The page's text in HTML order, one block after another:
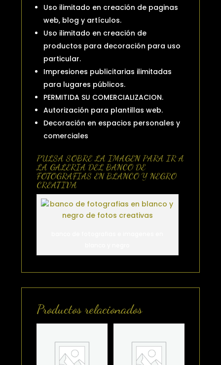
Uso ilimitado en creación de paginas
web, blog y artículos.
Uso ilimitado en creación de
productos para decoración para uso
particular.
Impresiones publicitarias ilimitadas
para lugares públicos.
PERMITIDA SU COMERCIALIZACION.
Autorización para plantillas web.
Decoración en espacios personales y
comerciales
PULSA SOBRE LA IMAGEN PARA IR A
LA GALERIA DEL BANCO DE
FOTOGRAFIAS EN BLANCO Y NEGRO
CREATIVA
Productos relacionados